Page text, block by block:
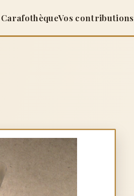
Vos contributions